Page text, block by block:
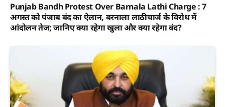
Punjab Bandh Protest Over Barnala Lathi Charge : 7
अगस्त को पंजाब बंद का ऐलान, बरनाला लाठीचार्ज के विरोध में
आंदोलन तेज; जानिए क्या रहेगा खुला और क्या रहेगा बंद?